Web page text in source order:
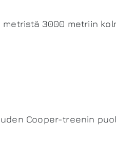
3000 metriin
Cooper-treenin